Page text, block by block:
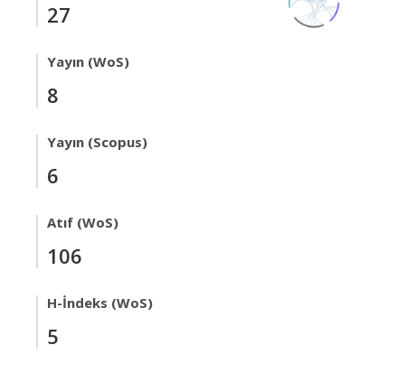
27
Yayın (WoS)
8
Yayın (Scopus)
6
Atıf (WoS)
106
H-İndeks (WoS)
5